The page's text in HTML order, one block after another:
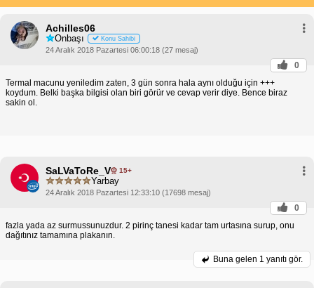
Achilles06
Onbaşı Konu Sahibi
24 Aralık 2018 Pazartesi 06:00:18 (27 mesaj)
0
Termal macunu yeniledim zaten, 3 gün sonra hala aynı olduğu için +++
koydum. Belki başka bilgisi olan biri görür ve cevap verir diye. Bence biraz
sakin ol.
SaLVaToRe_V 15+
Yarbay
24 Aralık 2018 Pazartesi 12:33:10 (17698 mesaj)
0
fazla yada az surmussunuzdur. 2 pirinç tanesi kadar tam urtasına surup, onu
dağıtınız tamamına plakanın.
Buna gelen 1 yanıtı gör.